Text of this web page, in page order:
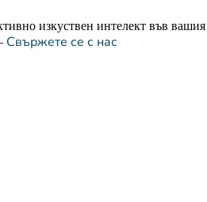
изкуствен интелект във вашия
Свържете се с нас